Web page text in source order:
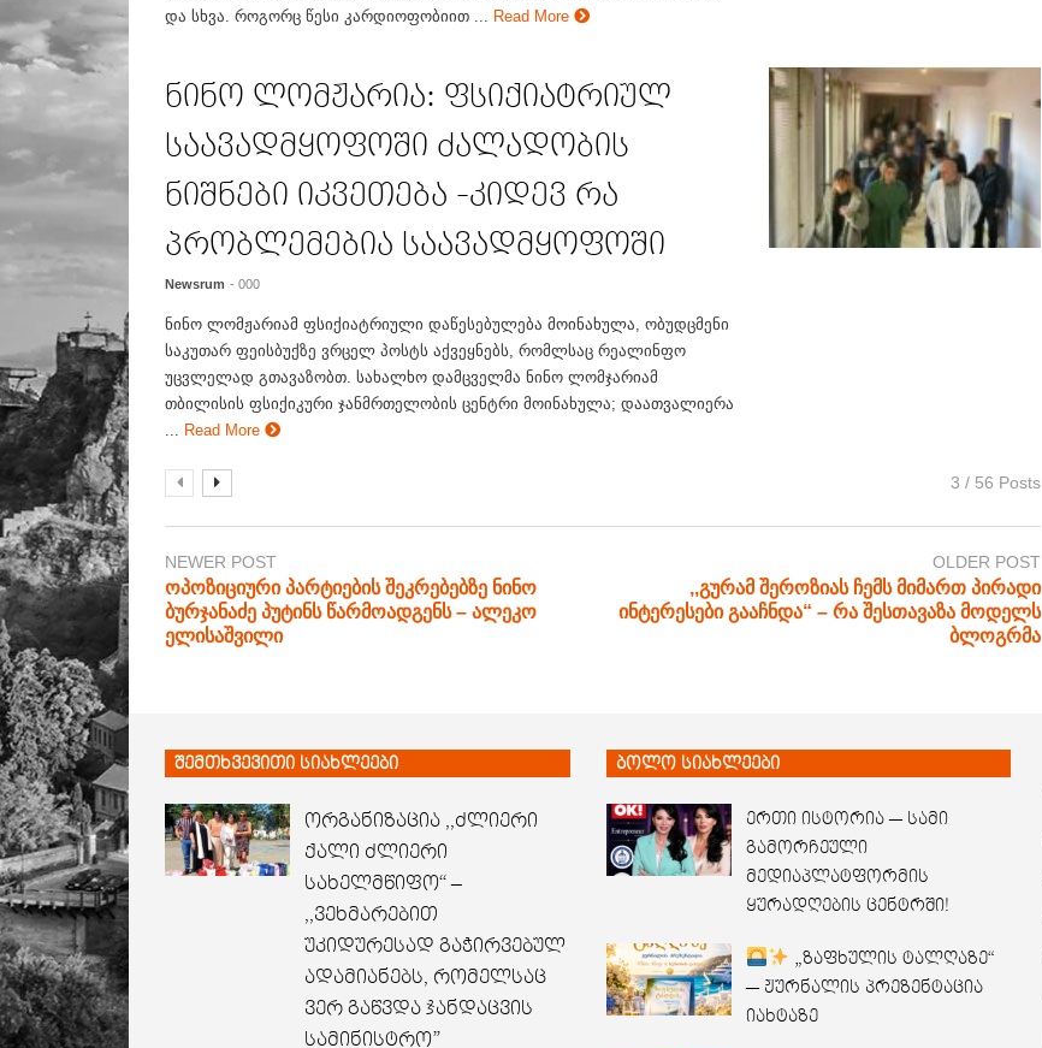
და სხვა. როგორც წესი კარდიოფობიით ...
Read More
ნინო ლომჟარია: ფსიქიატრიულ
საავადმყოფოში ძალადობის
ნიშნები იკვეთება -კიდევ რა
პრობლემებია საავადმყოფოში
Newsrum - 000
ნინო ლომჟარიამ ფსიქიატრიული დაწესებულება მოინახულა, ობუდცმენი
საკუთარ ფეისბუქზე ვრცელ პოსტს აქვეყნებს, რომლსაც რეალინფო
უცვლელად გთავაზობთ. სახალხო დამცველმა ნინო ლომჯარიამ
თბილისის ფსიქიკური ჯანმრთელობის ცენტრი მოინახულა; დაათვალიერა
Read More
3 / 56 Posts
NEWER POST
ოპოზიციური პარტიების შეკრებებზე ნინო
ბურჯანაძე პუტინს წარმოადგენს – ალეკო
ელისაშვილი
OLDER POST
,,გურამ შეროზიას ჩემს მიმართ პირადი
ინტერესები გააჩნდა“ – რა შესთავაზა მოდელს
ბლოგრმა
შემთხვევითი სიახლეები
ორგანიზაცია ,,ძლიერი
ქალი ძლიერი
სახელმწიფო“ –
,,ვეხმარებით
უკიდურესად გაჭირვებულ
ადამიანებს, რომელსაც
ვერ გაწვდა ჯანდაცვის
სამინისტრო”
ბოლო სიახლეები
ერთი ისტორია — სამი
გამორჩეული
მედიაპლატფორმის
ყურადღების ცენტრში!
„ზაფხულის ტალღაზე“
— ჟურნალის პრეზენტაცია
იახტაზე